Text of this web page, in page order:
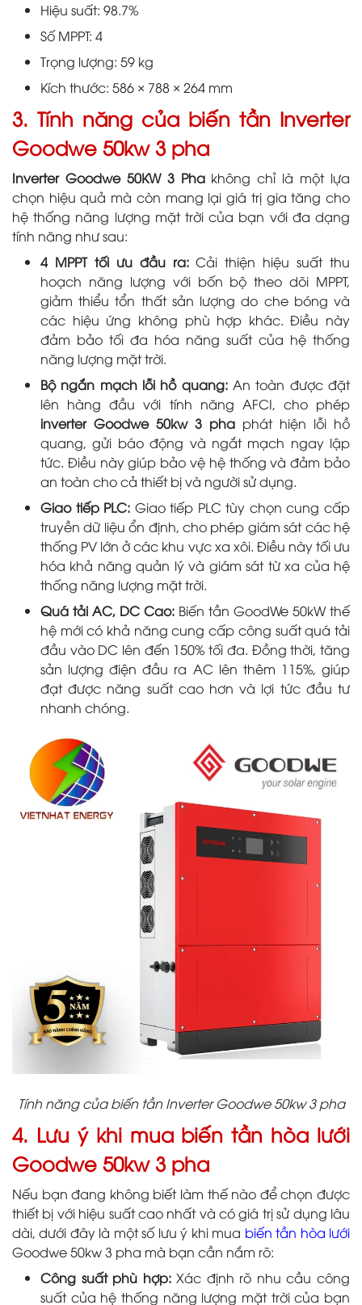
Hiệu suất: 98.7%
Số MPPT: 4
Trọng lượng: 59 kg
Kích thước: 586 × 788 × 264 mm
3. Tính năng của biến tần Inverter
Goodwe 50kw 3 pha
Inverter Goodwe 50KW 3 Phakhông chỉ là một lựa
chọn hiệu quả mà còn mang lại giá trị gia tăng cho
hệ thống năng lượng mặt trời của bạn với đa dạng
tính năng như sau:
4 MPPT tối ưu đầu ra:Cải thiện hiệu suất thu
hoạch năng lượng với bốn bộ theo dõi MPPT,
giảm thiểu tổn thất sản lượng do che bóng và
các hiệu ứng không phù hợp khác. Điều này
đảm bảo tối đa hóa năng suất của hệ thống
năng lượng mặt trời.
Bộ ngắn mạch lỗi hồ quang: An toàn được đặt
lên hàng đầu với tính năng AFCI, cho phép
inverter Goodwe 50kw 3 pha phát hiện lỗi hồ
quang, gửi báo động và ngắt mạch ngay lập
tức. Điều này giúp bảo vệ hệ thống và đảm bảo
an toàn cho cả thiết bị và người sử dụng.
Giao tiếp PLC: Giao tiếp PLC tùy chọn cung cấp
truyền dữ liệu ổn định, cho phép giám sát các hệ
thống PV lớn ở các khu vực xa xôi. Điều này tối ưu
hóa khả năng quản lý và giám sát từ xa của hệ
thống năng lượng mặt trời.
Quá tải AC, DC Cao: Biến tần GoodWe 50kW thế
hệ mới có khả năng cung cấp công suất quá tải
đầu vào DC lên đến 150% tối đa. Đồng thời, tăng
sản lượng điện đầu ra AC lên thêm 115%, giúp
đạt được năng suất cao hơn và lợi tức đầu tư
nhanh chóng.
Tính năng của biến tần Inverter Goodwe 50kw 3 pha
4. Lưu ý khi mua biến tần hòa lưới
Goodwe 50kw 3 pha
Nếu bạn đang không biết làm thế nào để chọn được
thiết bị với hiệu suất cao nhất và có giá trị sử dụng lâu
dài, dưới đây là một số lưu ý khi mua biến tần hòa lưới
Goodwe 50kw 3 pha mà bạn cần nắm rõ:
Công suất phù hợp:Xác định rõ nhu cầu công
suất của hệ thống năng lượng mặt trời của bạn